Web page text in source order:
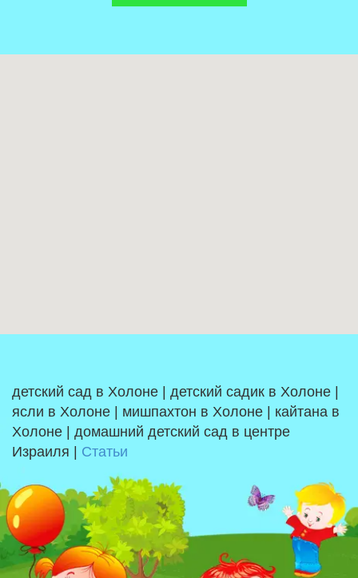
детский сад в Холоне | детский садик в Холоне |
ясли в Холоне | мишпахтон в Холоне | кайтана в
Холоне | домашний детский сад в центре
Израиля | Статьи